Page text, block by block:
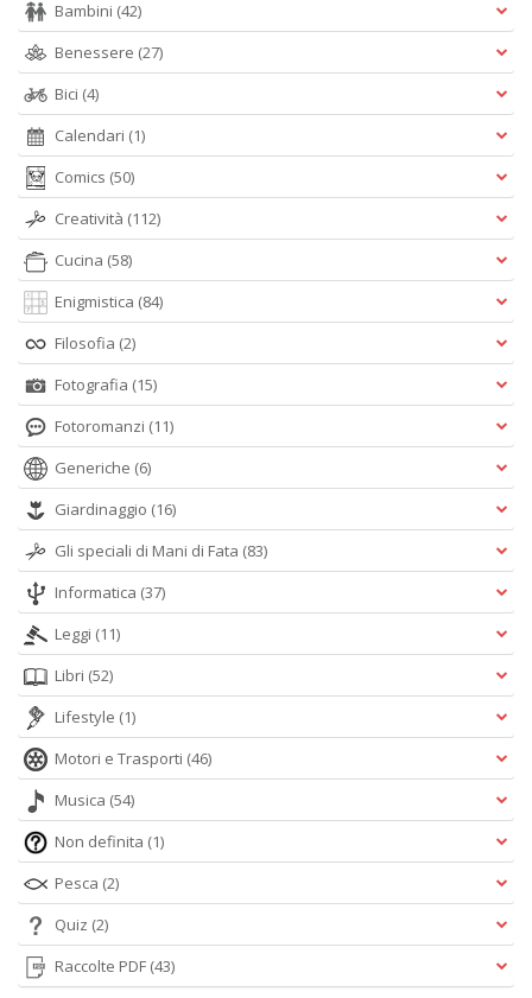
Bambini (42)
Benessere (27)
Bici (4)
Calendari (1)
Comics (50)
Creatività (112)
Cucina (58)
Enigmistica (84)
Filosofia (2)
Fotografia (15)
Fotoromanzi (11)
Generiche (6)
Giardinaggio (16)
Gli speciali di Mani di Fata (83)
Informatica (37)
Leggi (11)
Libri (52)
Lifestyle (1)
Motori e Trasporti (46)
Musica (54)
Non definita (1)
Pesca (2)
Quiz (2)
Raccolte PDF (43)